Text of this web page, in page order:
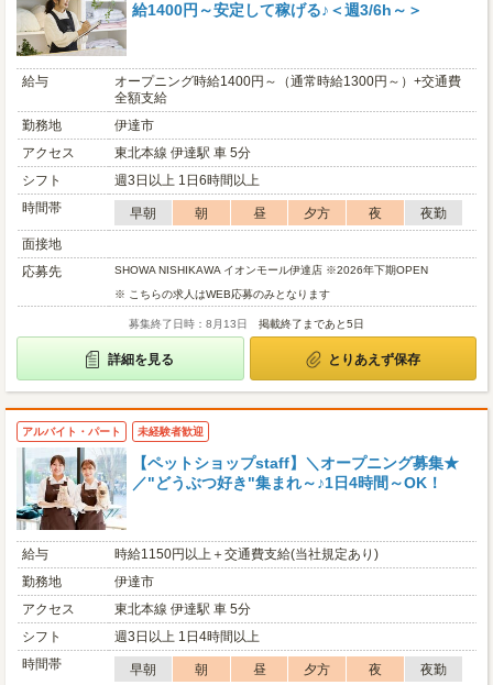
給1400円～安定して稼げる♪＜週3/6h～＞
給与
オープニング時給1400円～（通常時給1300円～）+交通費
全額支給
勤務地
伊達市
アクセス
東北本線 伊達駅 車 5分
シフト
週3日以上 1日6時間以上
時間帯
早朝 朝 昼 夕方 夜
夜勤
面接地
応募先
SHOWA NISHIKAWA イオンモール伊達店 ※2026年下期OPEN
※ こちらの求人はWEB応募のみとなります
募集終了日時：8月13日 掲載終了まであと5日
詳細を見る とりあえず保存
アルバイト・パート 未経験者歓迎
【ペットショップstaff】＼オープニング募集★
／"どうぶつ好き"集まれ～♪1日4時間～OK！
給与
時給1150円以上＋交通費支給(当社規定あり)
勤務地
伊達市
アクセス
東北本線 伊達駅 車 5分
シフト
週3日以上 1日4時間以上
時間帯
早朝 朝 昼 夕方 夜
夜勤